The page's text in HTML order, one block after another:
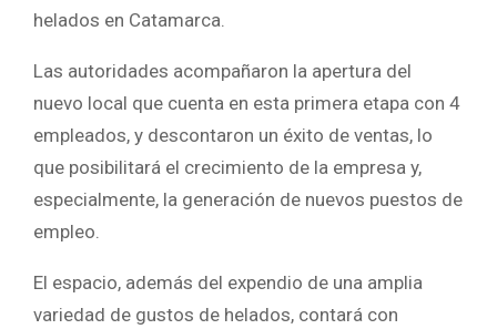
helados en Catamarca.
Las autoridades acompañaron la apertura del
nuevo local que cuenta en esta primera etapa con 4
empleados, y descontaron un éxito de ventas, lo
que posibilitará el crecimiento de la empresa y,
especialmente, la generación de nuevos puestos de
empleo.
El espacio, además del expendio de una amplia
variedad de gustos de helados, contará con